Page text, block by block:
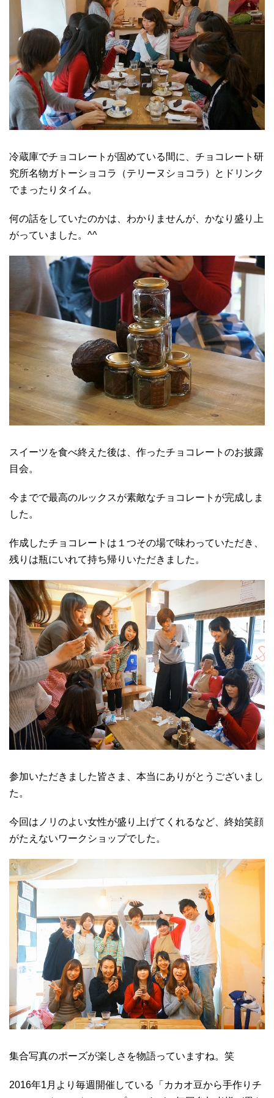
冷蔵庫でチョコレートが固めている間に、チョコレート研
究所名物ガトーショコラ（テリーヌショコラ）とドリンク
でまったりタイム。
何の話をしていたのかは、わかりませんが、かなり盛り上
がっていました。^^
スイーツを食べ終えた後は、作ったチョコレートのお披露
目会。
今までで最高のルックスが素敵なチョコレートが完成しま
した。
作成したチョコレートは１つその場で味わっていただき、
残りは瓶にいれて持ち帰りいただきました。
参加いただきました皆さま、本当にありがとうございまし
た。
今回はノリのよい女性が盛り上げてくれるなど、終始笑顔
がたえないワークショップでした。
集合写真のポーズが楽しさを物語っていますね。笑
2016年1月より毎週開催している「カカオ豆から手作りチ